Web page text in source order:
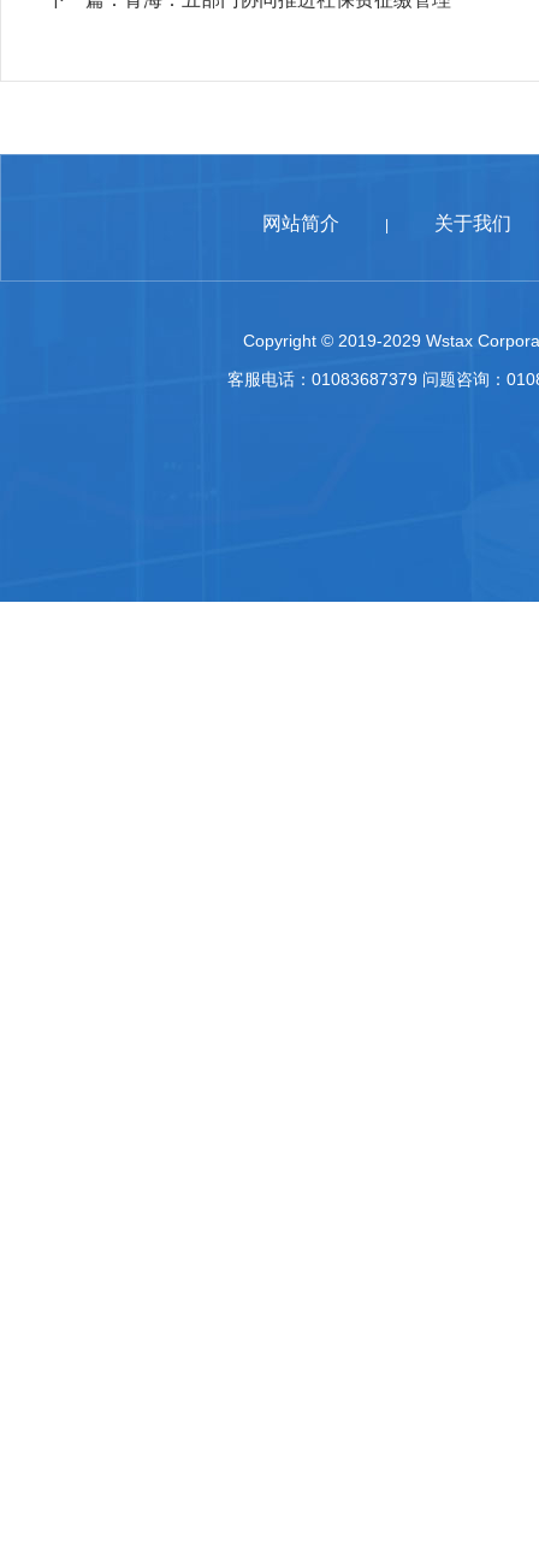
网站简介 关于我们
Copyright © 2019-2029 Wstax
客服电话：01083687379 问题咨询：